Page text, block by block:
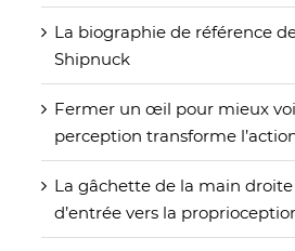
La biographie de référence
Shipnuck
Fermer un œil pour mieux
perception transforme
La gâchette de la main
d’entrée vers la